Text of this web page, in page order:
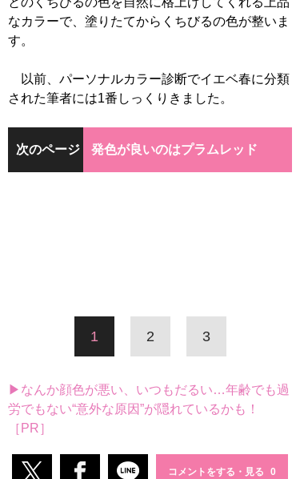
なカラーで、塗りたてからくちびるの色が整いま
す。
以前、パーソナルカラー診断でイエベ春に分類
された筆者には1番しっくりきました。
次のページ 発色が良いのはプラムレッド
1 2 3
▶なんか顔色が悪い、いつもだるい…年齢でも過
労でもない“意外な原因”が隠れているかも！
［PR］
コメントをする・見る